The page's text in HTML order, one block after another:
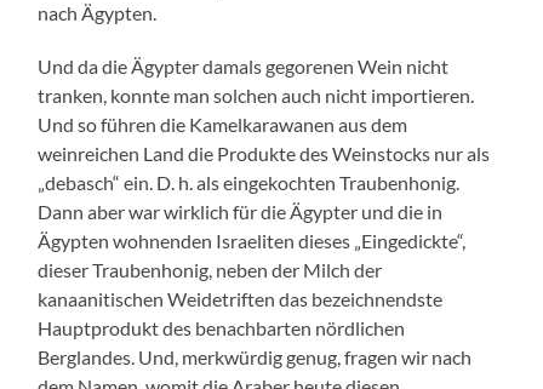
nach Ägypten.
Und da die Ägypter damals gegorenen Wein nicht
tranken, konnte man solchen auch nicht importieren.
Und so führen die Kamelkarawanen aus dem
weinreichen Land die Produkte des Weinstocks nur als
„debasch“ ein. D. h. als eingekochten Traubenhonig.
Dann aber war wirklich für die Ägypter und die in
Ägypten wohnenden Israeliten dieses „Eingedickte“,
dieser Traubenhonig, neben der Milch der
kanaanitischen Weidetriften das bezeichnendste
Hauptprodukt des benachbarten nördlichen
Berglandes. Und, merkwürdig genug, fragen wir nach